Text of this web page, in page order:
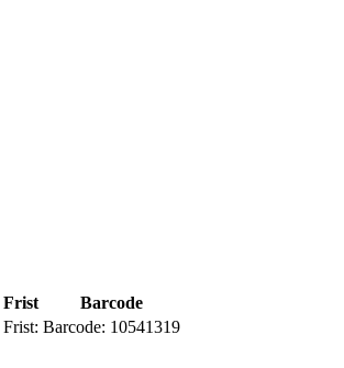
Frist
Barcode
Frist: Barcode: 10541319